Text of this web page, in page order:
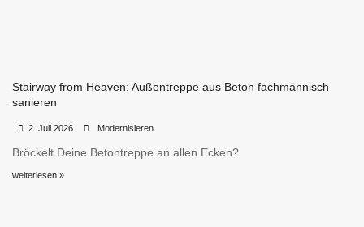
Stairway from Heaven: Außentreppe aus Beton fachmännisch
sanieren
2. Juli 2026 Modernisieren
Bröckelt Deine Betontreppe an allen Ecken?
weiterlesen »